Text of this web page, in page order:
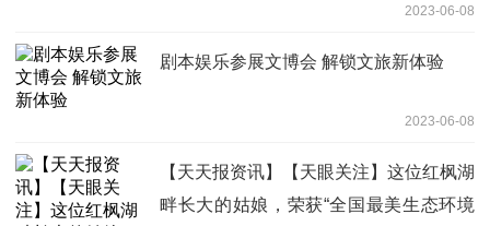
2023-06-08
剧本娱乐参展文博会 解锁文旅新体验
2023-06-08
【天天报资讯】【天眼关注】这位红枫湖
畔长大的姑娘，荣获“全国最美生态环境